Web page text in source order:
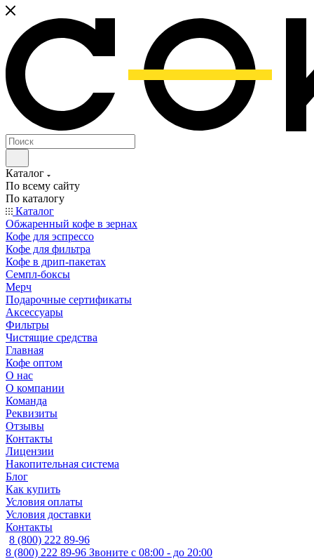
Каталог
По всему сайту
По каталогу
Каталог
Обжаренный кофе в зернах
Кофе для эспрессо
Кофе для фильтра
Кофе в дрип-пакетах
Семпл-боксы
Мерч
Подарочные сертификаты
Аксессуары
Фильтры
Чистящие средства
Главная
Кофе оптом
О нас
О компании
Команда
Реквизиты
Отзывы
Контакты
Лицензии
Накопительная система
Блог
Как купить
Условия оплаты
Условия доставки
Контакты
8 (800) 222 89-96
8 (800) 222 89-96 Звоните с 08:00 - до 20:00